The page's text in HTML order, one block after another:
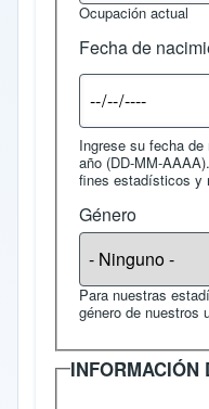
Ocupación actual
Fecha de
Fecha
Ingrese su fecha
año (DD-MM-
fines estadísticos y
Género
Para nuestras
género de nuestros
INFORMACIÓN